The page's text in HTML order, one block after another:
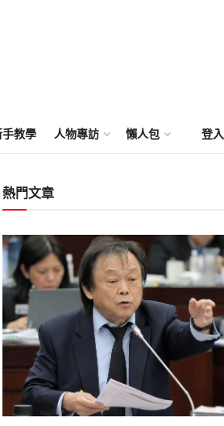
教學 人物專訪 懶人包 登入
熱門文章